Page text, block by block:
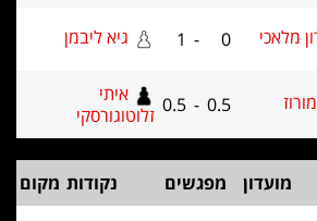
0
- גיא ליבמן
0.5
0.5
איתי
זלוטוגורסקי
מפגשים נקודות
מקום